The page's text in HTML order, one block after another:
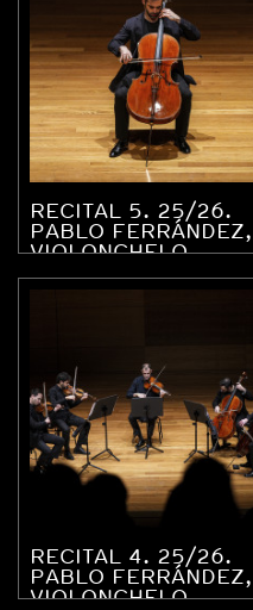
RECITAL 5. 25/26.
PABLO FERRÁNDEZ,
VIOLONCHELO
RECITAL 4. 25/26.
PABLO FERRÁNDEZ,
VIOLONCHELO –